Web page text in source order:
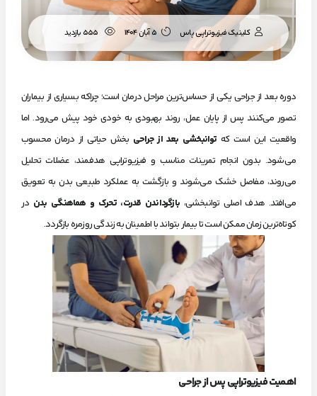
5 آبان 1404 کلینیک فیزیوتراپی پاس
دوره بعد از جراحی یکی از حساس‌ترین مراحل درمان است؛ چراکه بسیاری از بیماران
تصور می‌کنند پس از پایان عمل، روند بهبودی به خودی خود پیش می‌رود. اما
واقعیت این است که توانبخشی بعد از جراحی بخش حیاتی از درمان محسوب
می‌شود. بدون انجام تمرینات مناسب و فیزیوتراپی هدفمند، عضلات تحلیل
می‌روند، مفاصل خشک می‌شوند و بازگشت به عملکرد طبیعی بدن به تعویق
می‌افتد. هدف اصلی توانبخشی، بازگرداندن قدرت، تحرک و هماهنگی بدن در
کوتاه‌ترین زمان ممکن است تا بیمار بتواند با اطمینان به زندگی روزمره بازگردد.
اهمیت فیزیوتراپی پس از جراحی